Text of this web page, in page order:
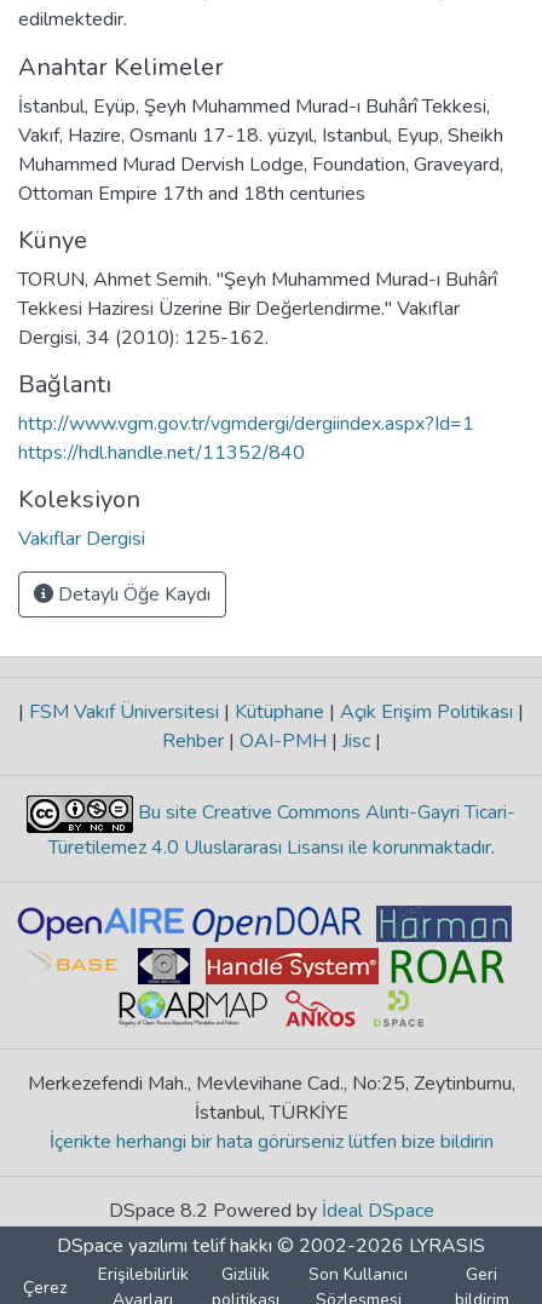
edilmektedir.
Anahtar Kelimeler
İstanbul, Eyüp, Şeyh Muhammed Murad-ı Buhârî Tekkesi,
Vakıf, Hazire, Osmanlı 17-18. yüzyıl, Istanbul, Eyup, Sheikh
Muhammed Murad Dervish Lodge, Foundation, Graveyard,
Ottoman Empire 17th and 18th centuries
Künye
TORUN, Ahmet Semih. "Şeyh Muhammed Murad-ı Buhârî
Tekkesi Haziresi Üzerine Bir Değerlendirme." Vakıflar
Dergisi, 34 (2010): 125-162.
Bağlantı
http://www.vgm.gov.tr/vgmdergi/dergiindex.aspx?Id=1
https://hdl.handle.net/11352/840
Koleksiyon
Vakıflar Dergisi
Detaylı Öğe Kaydı
| FSM Vakıf Üniversitesi | Kütüphane | Açık Erişim Politikası |
Rehber | OAI-PMH | Jisc |
Bu site Creative Commons Alıntı-Gayri Ticari-
Türetilemez 4.0 Uluslararası Lisansı ile korunmaktadır.
Merkezefendi Mah., Mevlevihane Cad., No:25, Zeytinburnu,
İstanbul, TÜRKİYE
İçerikte herhangi bir hata görürseniz lütfen bize bildirin
DSpace 8.2 Powered by İdeal DSpace
DSpace yazılımı telif hakkı © 2002-2026 LYRASIS
Çerez
Erişilebilirlik
Gizlilik
Son Kullanıcı
Geri